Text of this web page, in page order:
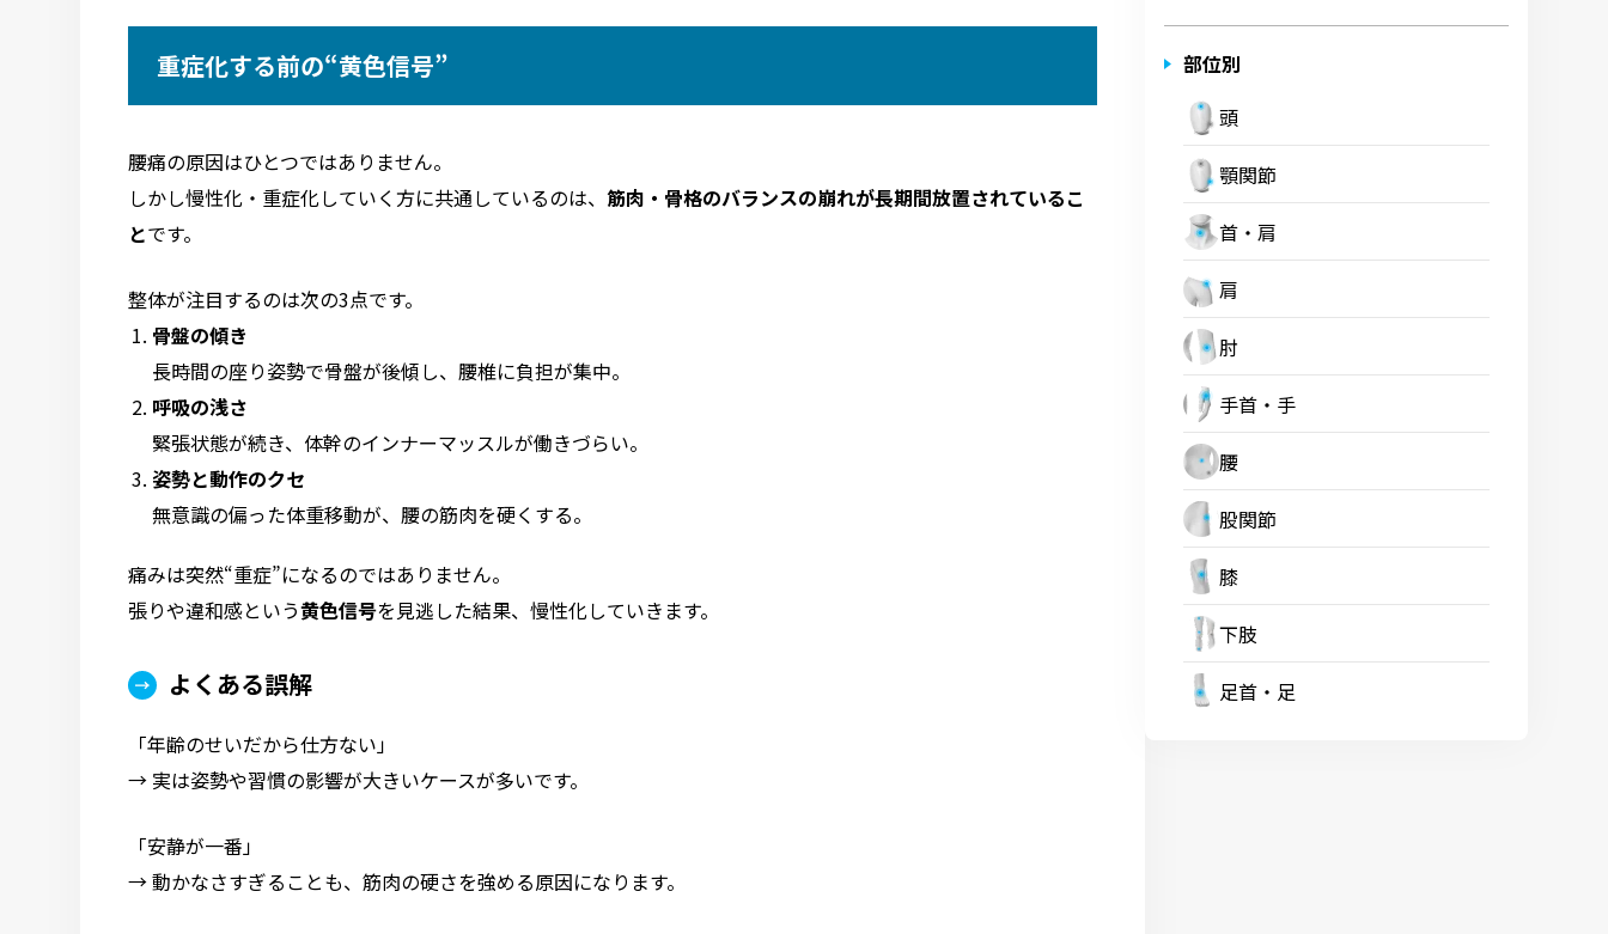
重症化する前の“黄色信号”
腰痛の原因はひとつではありません。
しかし慢性化・重症化していく方に共通しているのは、筋肉・骨格のバランスの崩れが長期間放置されているこ
とです。
整体が注目するのは次の3点です。
骨盤の傾き
長時間の座り姿勢で骨盤が後傾し、腰椎に負担が集中。
呼吸の浅さ
緊張状態が続き、体幹のインナーマッスルが働きづらい。
姿勢と動作のクセ
無意識の偏った体重移動が、腰の筋肉を硬くする。
痛みは突然“重症”になるのではありません。
張りや違和感という黄色信号を見逃した結果、慢性化していきます。
よくある誤解
「年齢のせいだから仕方ない」
→ 実は姿勢や習慣の影響が大きいケースが多いです。
「安静が一番」
→ 動かなさすぎることも、筋肉の硬さを強める原因になります。
部位別
頭
顎関節
首・肩
肩
肘
手首・手
腰
股関節
膝
下肢
足首・足